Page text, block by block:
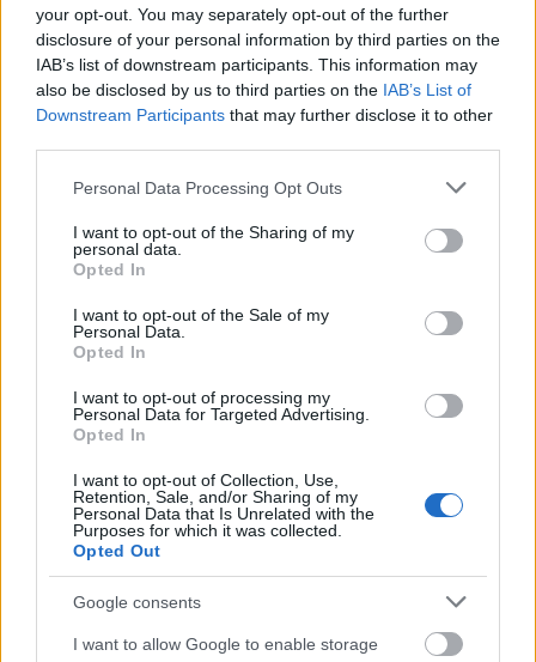
your opt-out. You may separately opt-out of the further
disclosure of your personal information by third parties on the
IAB’s list of downstream participants. This information may
also be disclosed by us to third parties on the IAB’s List of
Downstream Participants that may further disclose it to other
Please note that this website/app uses one or more Google
not limited to your visit or usage behaviour. You may click to
grant or deny consent to Google and its third-party tags to
use your data for below specified purposes in below Google
consent section.
Personal Data Processing Opt Outs
I want to opt-out of the Sharing of my
personal data.
Opted In
I want to opt-out of the Sale of my
Personal Data.
Opted In
I want to opt-out of processing my
Personal Data for Targeted Advertising.
Opted In
I want to opt-out of Collection, Use,
Retention, Sale, and/or Sharing of my
Personal Data that Is Unrelated with the
Purposes for which it was collected.
Opted Out
Google consents
I want to allow Google to enable storage
Ciekawostki
aferzysta— A co zaferowiczem?
siema— Pochodzenie wyrazusiema
Mogą Cię zainteresować również hasła
earl grey